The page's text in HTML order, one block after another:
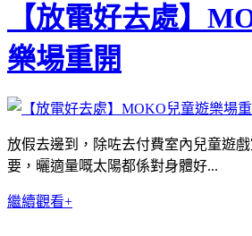
【放電好去處】
樂場重開
放假去邊到，除咗去付費室內兒童遊
要，曬適量嘅太陽都係對身體好...
繼續觀看+